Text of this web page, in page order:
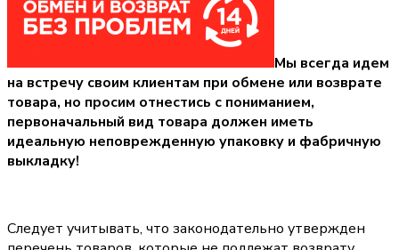
Мы всегда идем
на встречу своим клиентам при обмене или возврате
товара, но просим отнестись с пониманием,
первоначальный вид товара должен иметь
идеальную неповрежденную упаковку и фабричную
выкладку!
Следует учитывать, что законодательно утвержден